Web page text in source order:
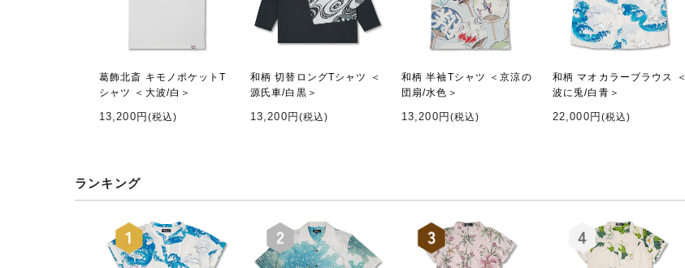
葛飾北斎 キモノポケットT
シャツ ＜大波/白＞
13,200円 (税込)
和柄 切替ロングTシャツ ＜
源氏車/白黒＞
13,200円 (税込)
和柄 半袖Tシャツ ＜京涼の
団扇/水色＞
13,200円 (税込)
和柄 マオカラーブラウス ＜
波に兎/白青＞
22,000円 (税込)
ランキング